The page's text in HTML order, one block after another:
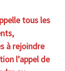
tous les
à rejoindre
l’appel de